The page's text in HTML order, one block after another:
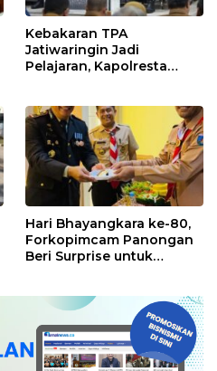
Kebakaran TPA
Jatiwaringin Jadi
Pelajaran, Kapolresta
Ditingkatkan
Hari Bhayangkara ke-80,
Forkopimcam Panongan
Beri Surprise untuk